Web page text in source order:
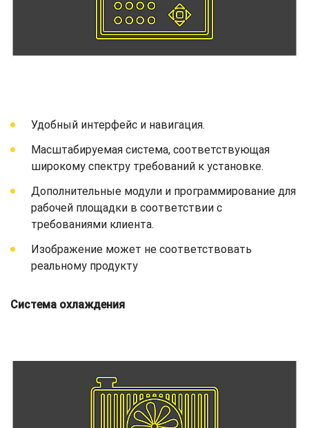
Удобный интерфейс и навигация.
Масштабируемая система, соответствующая
широкому спектру требований к установке.
Дополнительные модули и программирование для
рабочей площадки в соответствии с
требованиями клиента.
Изображение может не соответствовать
реальному продукту
Система охлаждения